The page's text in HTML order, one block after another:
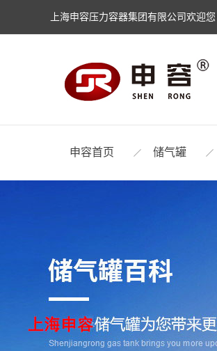
上海申容压力容器集团有限公司欢迎您
申容首页 储气罐